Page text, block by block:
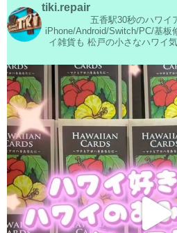
2026/05/26
松戸市よりお越しのお客様の
きました！ありがとうございました！
2026/05/25
松戸市よりお越しのお客様のAndroidの基
2026/05/25
白井市よりお越しのお客様のiPhone12Pro
た！ありがとうございました！
2026/05/25
松戸市よりお越しのお客様のSwitchのガ
りがとうございました！
2026/05/24
松戸市よりお越しのお客様のiPhone14の
ありがとうございました！
2026/05/23
松戸市よりお越しのお客様のiPhone14の
りがとうございました！
2026/05/22
松戸市よりお越しのお客様のiPhone11の
tiki.repair
五香駅30秒のハワイ
iPhone/Android/Switch/PC/基板
イ雑貨も 松戸の小さなハワイ